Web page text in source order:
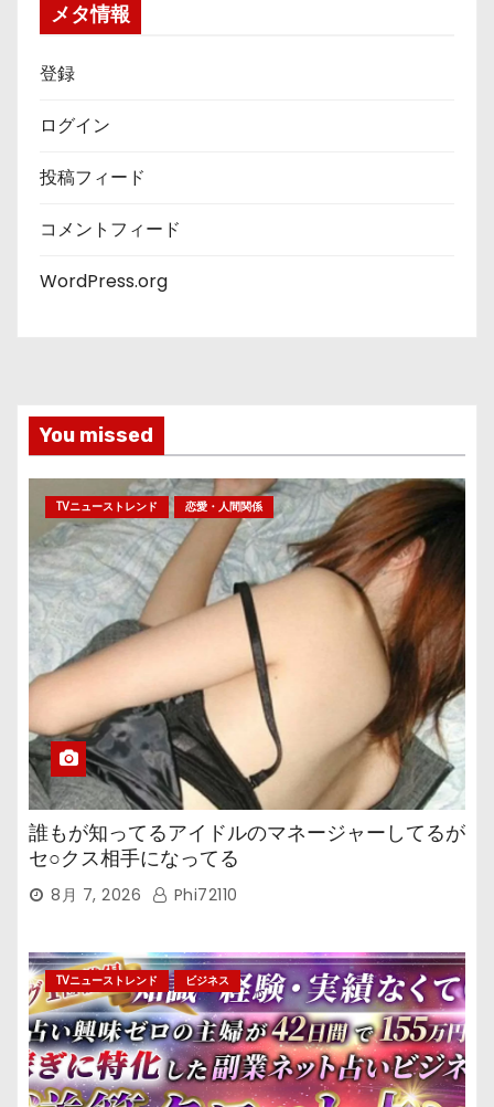
メタ情報
登録
ログイン
投稿フィード
コメントフィード
WordPress.org
You missed
TVニューストレンド 恋愛・人間関係
誰もが知ってるアイドルのマネージャーしてるが
セ○クス相手になってる
8月 7, 2026 Phi72110
TVニューストレンド ビジネス